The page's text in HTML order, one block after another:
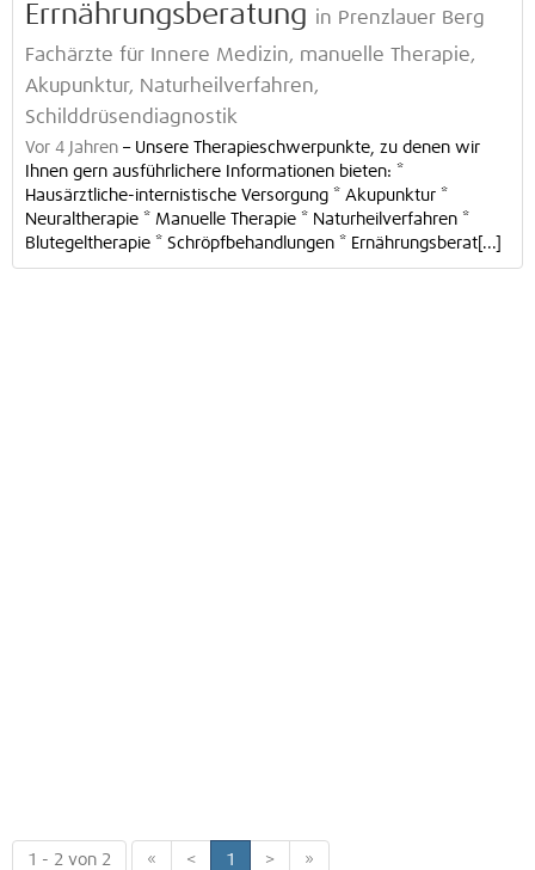
Errnährungsberatung in Prenzlauer Berg
Fachärzte für Innere Medizin, manuelle Therapie,
Akupunktur, Naturheilverfahren,
Schilddrüsendiagnostik
Vor 4 Jahren – Unsere Therapieschwerpunkte, zu denen wir
Ihnen gern ausführlichere Informationen bieten: *
Hausärztliche-internistische Versorgung * Akupunktur *
Neuraltherapie * Manuelle Therapie * Naturheilverfahren *
Blutegeltherapie * Schröpfbehandlungen * Ernährungsberat[...]
1 - 2 von 2 « < 1 > »